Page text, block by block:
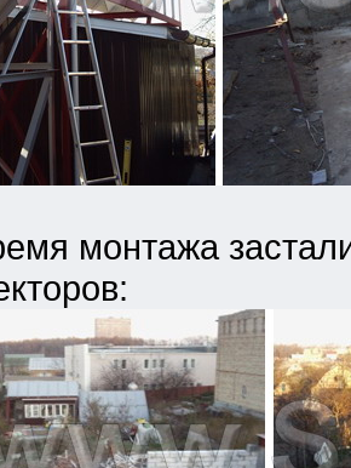
монтажа